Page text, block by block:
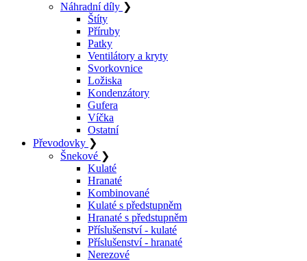
Náhradní díly ❯
Štíty
Příruby
Patky
Ventilátory a kryty
Svorkovnice
Ložiska
Kondenzátory
Gufera
Víčka
Ostatní
Převodovky ❯
Šnekové ❯
Kulaté
Hranaté
Kombinované
Kulaté s předstupněm
Hranaté s předstupněm
Příslušenství - kulaté
Příslušenství - hranaté
Nerezové